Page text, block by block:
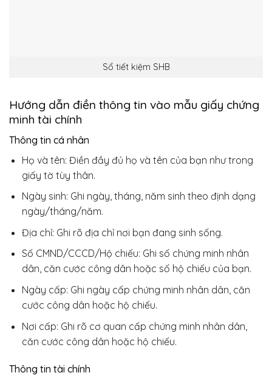
Sổ tiết kiệm SHB
Hướng dẫn điền thông tin vào mẫu giấy chứng
minh tài chính
Thông tin cá nhân
Họ và tên: Điền đầy đủ họ và tên của bạn như trong
giấy tờ tùy thân.
Ngày sinh: Ghi ngày, tháng, năm sinh theo định dạng
ngày/tháng/năm.
Địa chỉ: Ghi rõ địa chỉ nơi bạn đang sinh sống.
Số CMND/CCCD/Hộ chiếu: Ghi số chứng minh nhân
dân, căn cước công dân hoặc số hộ chiếu của bạn.
Ngày cấp: Ghi ngày cấp chứng minh nhân dân, căn
cước công dân hoặc hộ chiếu.
Nơi cấp: Ghi rõ cơ quan cấp chứng minh nhân dân,
căn cước công dân hoặc hộ chiếu.
Thông tin tài chính